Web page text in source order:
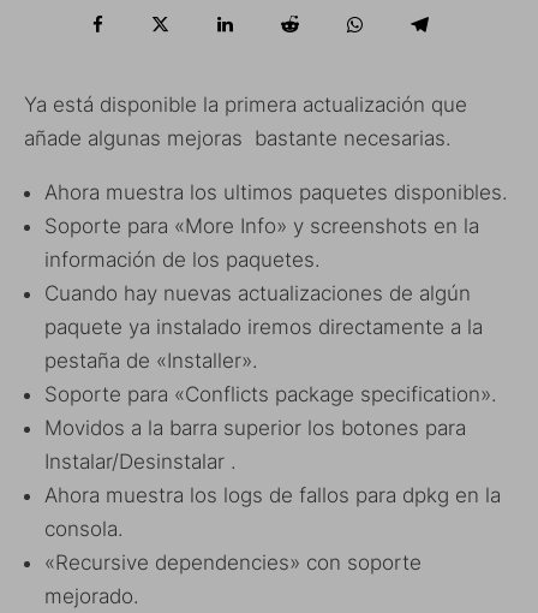
Ya está disponible la primera actualización que
añade algunas mejoras bastante necesarias.
Ahora muestra los ultimos paquetes disponibles.
Soporte para «More Info» y screenshots en la
información de los paquetes.
Cuando hay nuevas actualizaciones de algún
paquete ya instalado iremos directamente a la
pestaña de «Installer».
Soporte para «Conflicts package specification».
Movidos a la barra superior los botones para
Instalar/Desinstalar .
Ahora muestra los logs de fallos para dpkg en la
consola.
«Recursive dependencies» con soporte
mejorado.